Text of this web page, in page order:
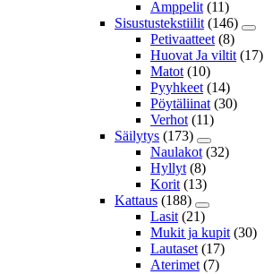
Amppelit (11)
Sisustustekstiilit (146)
Petivaatteet (8)
Huovat Ja viltit (17)
Matot (10)
Pyyhkeet (14)
Pöytäliinat (30)
Verhot (11)
Säilytys (173)
Naulakot (32)
Hyllyt (8)
Korit (13)
Kattaus (188)
Lasit (21)
Mukit ja kupit (30)
Lautaset (17)
Aterimet (7)